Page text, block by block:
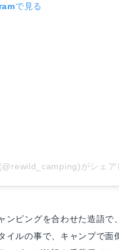
で見る
ンピングを合わせた造語で
ルの事で、キャンプで面